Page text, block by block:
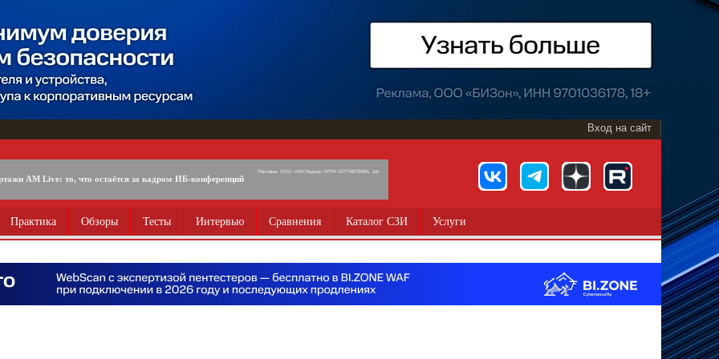
Вход на сайт
AM Live: то, что остаётся за кадром ИБ-конференций
Реклама. ООО «АМ Медиа» ОГРН 1077746725891, 18+
Практика Обзоры Тесты Интервью Сравнения Каталог СЗИ Услуги